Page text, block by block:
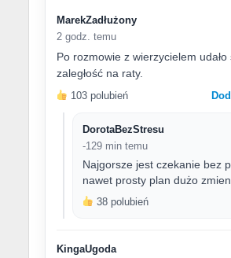
MarekZadłużony
2 godz. temu
Po rozmowie z wierzycielem udało
zaległość na raty.
103 polubień
DorotaBezStresu
-129 min temu
Najgorsze jest czekanie bez
nawet prosty plan dużo
38 polubień
KingaUgoda